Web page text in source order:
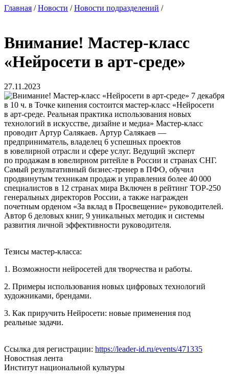
Главная /Новости /Новости подразделений /
Внимание! Мастер-класс
«Нейросети в арт-среде»
27.11.2023
7 декабря
в 10 ч. в Точке кипения состоится мастер-класс «Нейросети
в арт-среде. Реальная практика использования новых
технологий в искусстве, дизайне и медиа» Мастер-класс
проводит Артур Салякаев. Артур Салякаев —
предприниматель, владелец 6 успешных проектов
в ювелирной отрасли и сфере услуг. Ведущий эксперт
по продажам в ювелирном ритейле в России и странах СНГ.
Самый результативный бизнес-тренер в ПФО, обучил
продвинутым техникам продаж и управления более 40 000
специалистов в 12 странах мира Включен в рейтинг ТОР-250
генеральных директоров России, а также награжден
почетным орденом «За вклад в Просвещение» руководителей.
Автор 6 деловых книг, 9 уникальных методик и системы
развития личной эффективности руководителя.
Тезисы мастер-класса:
1. Возможности нейросетей для творчества и работы.
2. Примеры использования новых цифровых технологий
художниками, брендами.
3. Как приручить Нейросети: новые применения под
реальные задачи.
Ссылка для регистрации: https://leader-id.ru/events/471335
Новостная лента
Институт национальной культуры